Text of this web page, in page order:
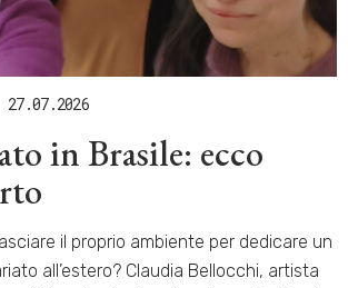
27.07.2026
in Brasile: ecco
il proprio ambiente per dedicare un
all’estero? Claudia Bellocchi, artista